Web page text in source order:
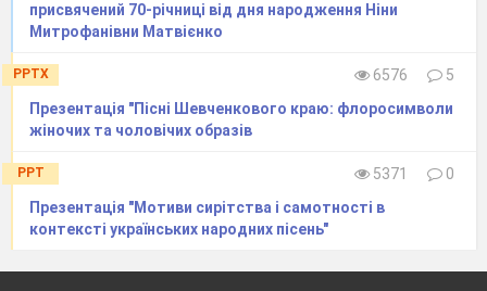
присвячений 70-річниці від дня народження Ніни
Митрофанівни Матвієнко
PPTX 6576
5
Презентація "Пісні Шевченкового краю: флоросимволи
жіночих та чоловічих образів
PPT 5371
0
Презентація "Мотиви сирітства і самотності в
контексті українських народних пісень"